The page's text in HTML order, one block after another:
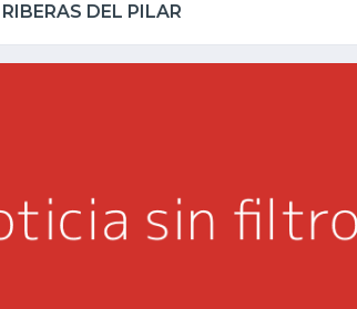
NO LE IMPORTA